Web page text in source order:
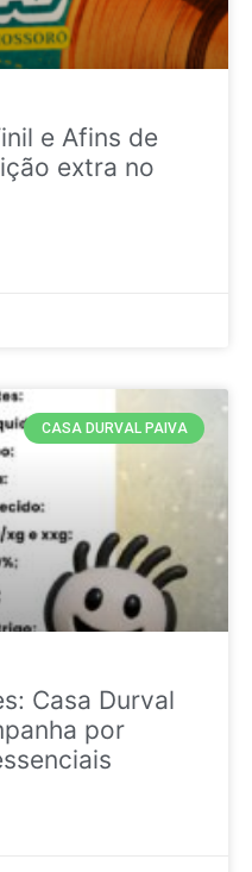
e Afins de
extra no
CASA DURVAL PAIVA
Casa Durval
por